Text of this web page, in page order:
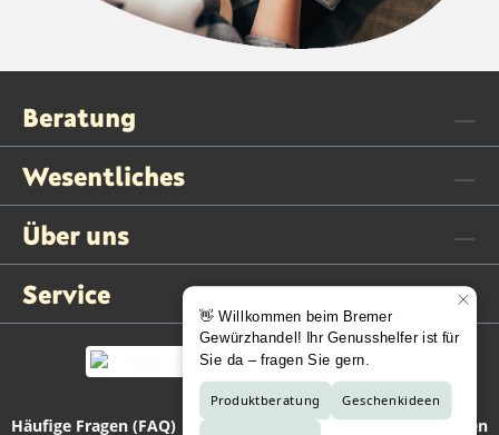
Beratung
Wesentliches
Über uns
Service
Häufige Fragen (FAQ) Kontaktformular Vertrag widerrufen